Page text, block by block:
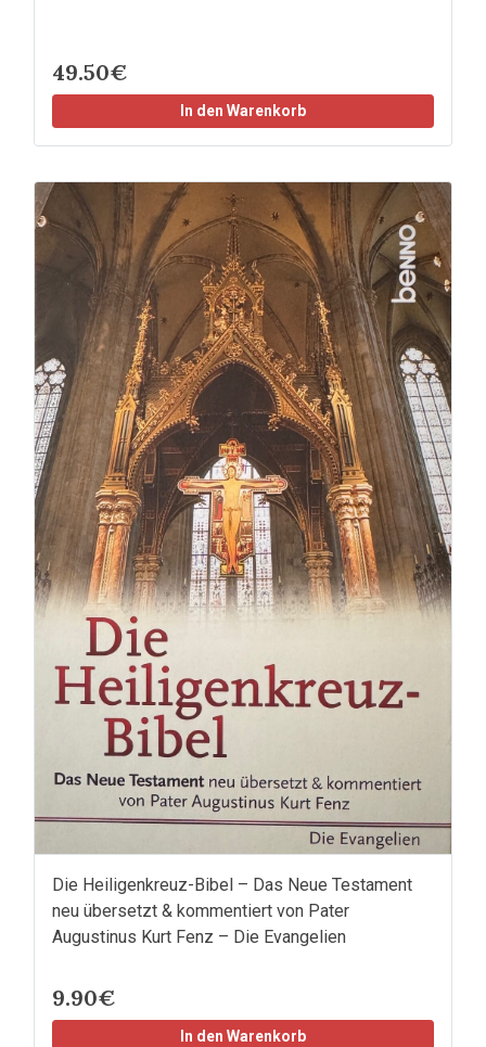
49.50€
In den Warenkorb
Die Heiligenkreuz-Bibel – Das Neue Testament
neu übersetzt & kommentiert von Pater
Augustinus Kurt Fenz – Die Evangelien
9.90€
In den Warenkorb